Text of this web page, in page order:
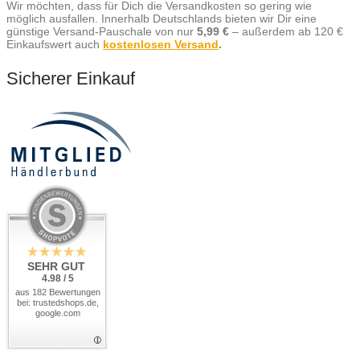
Wir möchten, dass für Dich die Versandkosten so gering wie
möglich ausfallen. Innerhalb Deutschlands bieten wir Dir eine
günstige Versand-Pauschale von nur 5,99 € – außerdem ab 120 €
Einkaufswert auch kostenlosen Versand.
Sicherer Einkauf
SEHR GUT
4.98 / 5
aus 182 Bewertungen
bei: trustedshops.de,
google.com